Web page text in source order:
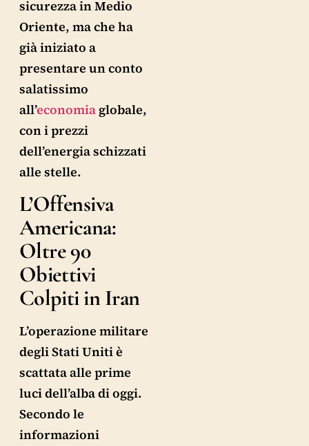
sicurezza in Medio
Oriente, ma che ha
già iniziato a
presentare un conto
salatissimo
all’economiaglobale,
con i prezzi
dell’energia schizzati
alle stelle.
L’Offensiva
Americana:
Oltre 90
Obiettivi
Colpiti in Iran
L’operazione militare
degli Stati Uniti è
scattata alle prime
luci dell’alba di oggi.
Secondo le
informazioni